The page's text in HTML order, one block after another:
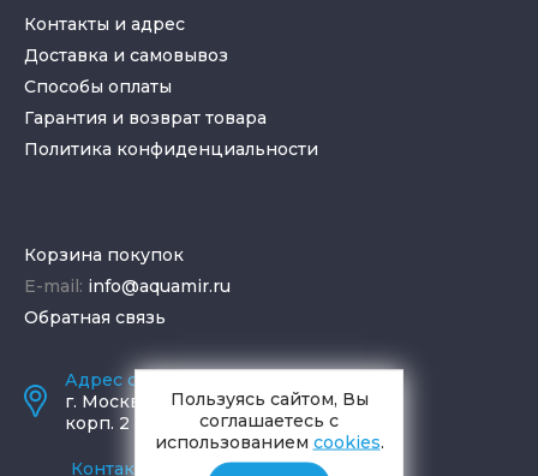
Контакты и адрес
Доставка и самовывоз
Способы оплаты
Гарантия и возврат товара
Политика конфиденциальности
Корзина покупок
E-mail: info@aquamir.ru
Обратная связь
Адрес салона и склада
г. Москва
ул. Шаболовка, д. 23,
корп. 2
Контактные телефоны
Пользуясь сайтом, Вы
соглашаетесь с
использованием cookies.